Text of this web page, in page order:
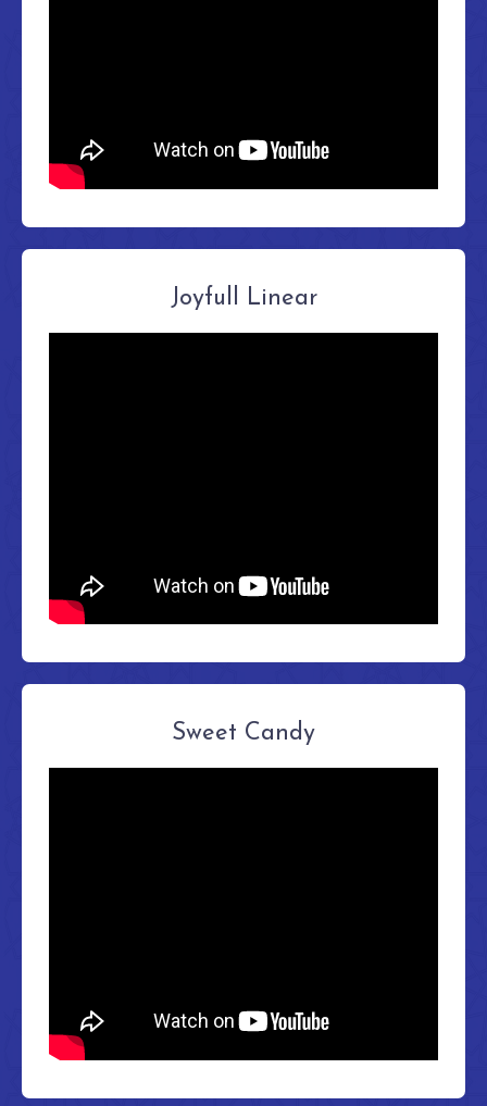
Joyfull Linear
Sweet Candy